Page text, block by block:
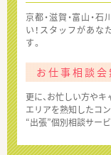
京都・滋賀・富山・
い！スタッフがあな
す。
お仕事相談会
更に、お忙しい方や
エリアを熟知したコ
“出張”個別相談サー